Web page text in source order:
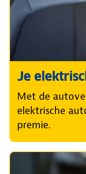
Je
Met de
elektrische
premie.